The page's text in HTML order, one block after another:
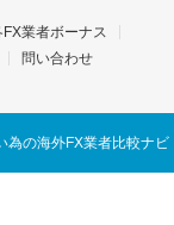
FX業者ボーナス
問い合わせ
為の海外FX業者比較ナビ